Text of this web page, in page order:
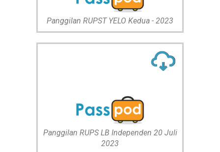
Panggilan RUPST YELO Kedua - 2023
Panggilan RUPS LB Independen 20 Juli
2023